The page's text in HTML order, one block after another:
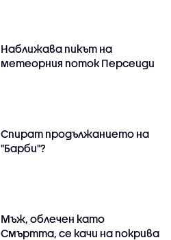
Наближава пикът на
метеорния поток Персеиди
Спират продължанието на
"Барби"?
Мъж, облечен като
Смъртта, се качи на покрива